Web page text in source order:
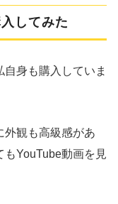
してみた
身も購入していま
外観も高級感があ
もYouTube動画を見